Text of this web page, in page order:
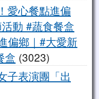
偏鄉｜#大愛新
盒 (3023)